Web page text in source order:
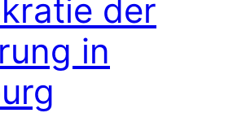
der
in